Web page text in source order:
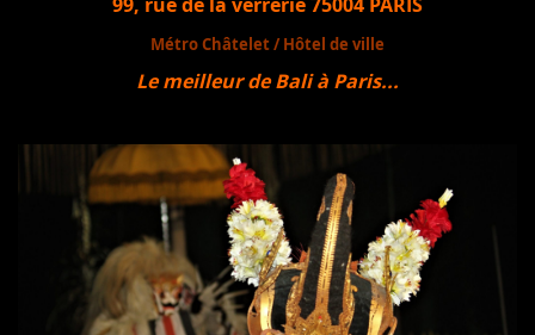
Métro Châtelet / Hôtel de ville
Le meilleur de Bali à Paris...